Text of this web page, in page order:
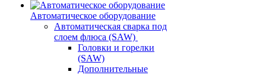
Автоматическое оборудование
Автоматическая сварка под
слоем флюса (SAW)
Головки и горелки
(SAW)
Дополнительные